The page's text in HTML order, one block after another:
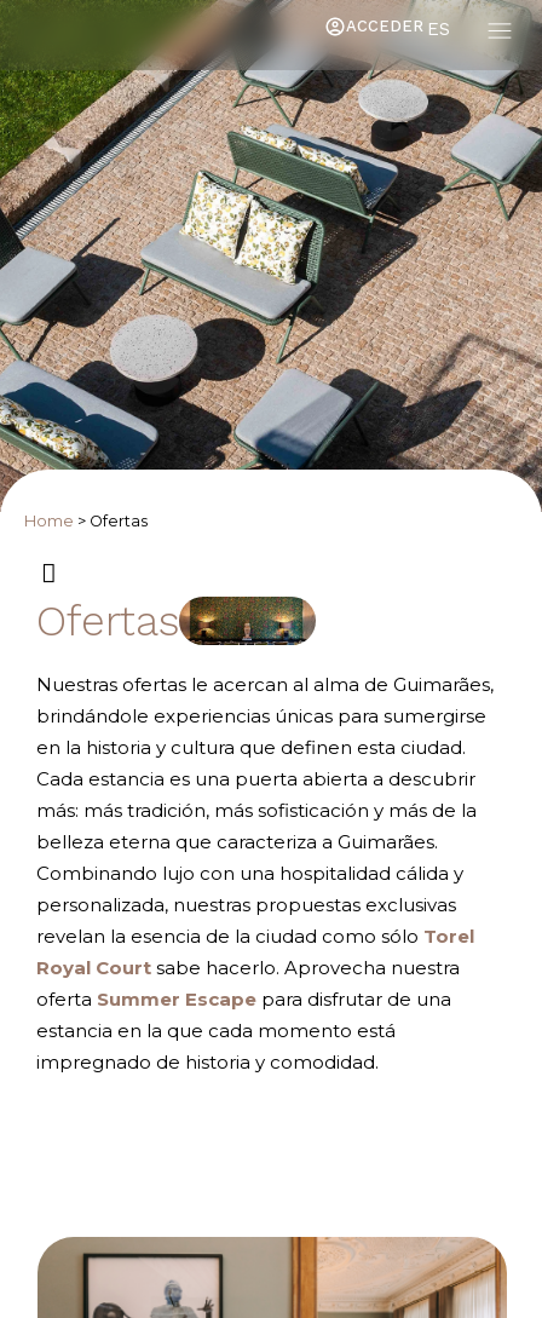
ES
ACCEDER
Home > Ofertas
Ofertas
Nuestras ofertas le acercan al alma de Guimarães,
brindándole experiencias únicas para sumergirse
en la historia y cultura que definen esta ciudad.
Cada estancia es una puerta abierta a descubrir
más: más tradición, más sofisticación y más de la
belleza eterna que caracteriza a Guimarães.
Combinando lujo con una hospitalidad cálida y
personalizada, nuestras propuestas exclusivas
revelan la esencia de la ciudad como sólo Torel
Royal Court sabe hacerlo. Aprovecha nuestra
oferta Summer Escape para disfrutar de una
estancia en la que cada momento está
impregnado de historia y comodidad.